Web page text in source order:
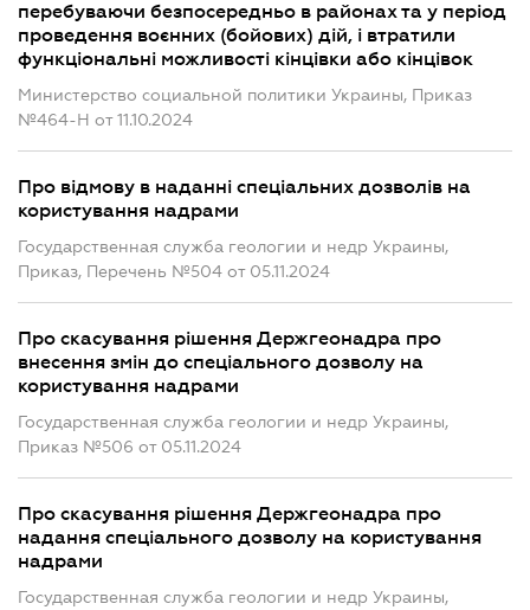
перебуваючи безпосередньо в районах та у період
проведення воєнних (бойових) дій, і втратили
функціональні можливості кінцівки або кінцівок
Министерство социальной политики Украины, Приказ
№464-Н от 11.10.2024
Про відмову в наданні спеціальних дозволів на
користування надрами
Государственная служба геологии и недр Украины,
Приказ, Перечень №504 от 05.11.2024
Про скасування рішення Держгеонадра про
внесення змін до спеціального дозволу на
користування надрами
Государственная служба геологии и недр Украины,
Приказ №506 от 05.11.2024
Про скасування рішення Держгеонадра про
надання спеціального дозволу на користування
надрами
Государственная служба геологии и недр Украины,